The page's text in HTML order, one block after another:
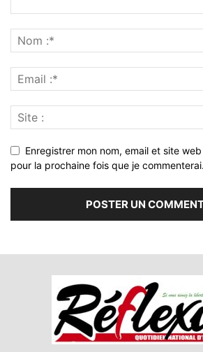
Enregistrer mon nom, email et site
pour la prochaine fois que je commenterai.